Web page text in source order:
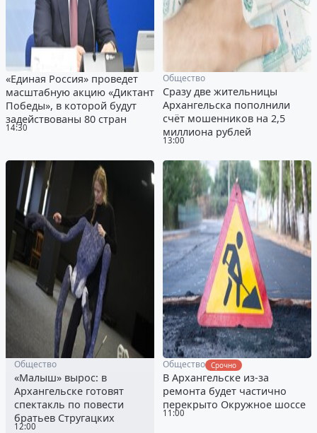
14:30
«Единая Россия» проведет
масштабную акцию «Диктант
Победы», в которой будут
задействованы 80 стран
13:00
Общество
Сразу две жительницы
Архангельска пополнили
счёт мошенников на 2,5
миллиона рублей
12:00
Общество
«Малыш» вырос: в
Архангельске готовят
спектакль по повести
братьев Стругацких
11:00
Общество Срочно
В Архангельске из-за
ремонта будет частично
перекрыто Окружное шоссе